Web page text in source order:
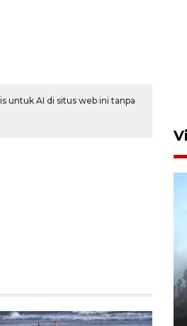
untuk AI di situs web ini tanpa
18:23